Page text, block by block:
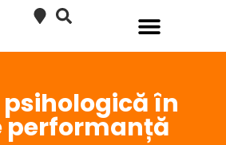
în
performanță